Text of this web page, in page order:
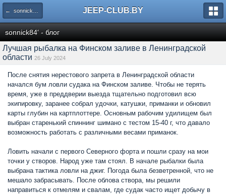
← sonnick84' - блог JEEP-CLUB.BY
sonnick84' - блог
Лучшая рыбалка на Финском заливе в Ленинградской
области 26 July 2024
После снятия нерестового запрета в Ленинградской области
начался бум ловли судака на Финском заливе. Чтобы не терять
время, уже в преддверии выезда тщательно подготовил всю
экипировку, заранее собрал удочки, катушки, приманки и обновил
карты глубин на картплоттере. Основным рабочим удилищем был
выбран старенький спиннинг шимано с тестом 15-40 г, что давало
возможность работать с различными весами приманок.
Ловить начали с первого Северного форта и пошли сразу на мои
точки у створов. Народ уже там стоял. В начале рыбалки была
выбрана тактика ловли на джиг. Погода была безветренной, что не
мешало забрасывать. После облова створа, мы решили
направиться к отмелям и свалам, где судак часто ищет добычу в